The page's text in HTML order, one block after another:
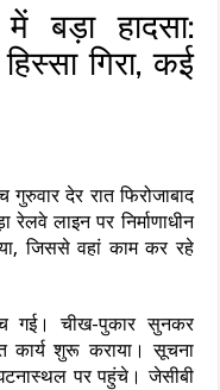
में बड़ा हादसा:
गिरा, कई
देर रात फिरोजाबाद
लाइन पर निर्माणाधीन
जिससे वहां काम कर रहे
गई। चीख-पुकार सुनकर
शुरू कराया। सूचना
पर पहुंचे। जेसीबी